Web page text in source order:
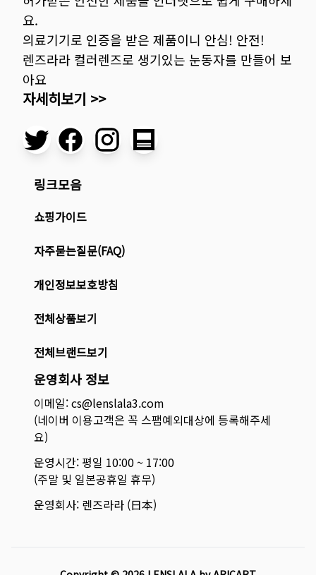
요.
의료기기로 인증을 받은 제품이니 안심! 안전!
렌즈라라 컬러렌즈로 생기있는 눈동자를 만들어 보
아요
자세히보기 >>
링크모음
쇼핑가이드
자주묻는질문(FAQ)
개인정보보호방침
전체상품보기
전체브랜드보기
운영회사 정보
이메일: cs@lenslala3.com
(네이버 이용고객은 꼭 스팸예외대상에 등록해주세
요)
운영시간: 평일 10:00 ~ 17:00
(주말 및 일본공휴일 휴무)
운영회사: 렌즈라라 (日本)